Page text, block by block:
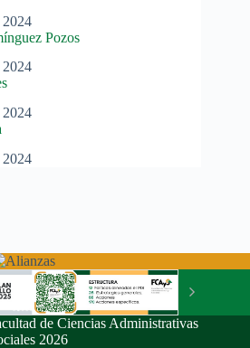
Pozos
de Ciencias Administrativas
2026